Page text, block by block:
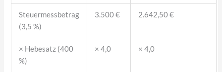
Steuermessbetrag
(3,5 %)
3.500 € 2.642,50 €
× Hebesatz (400
%)
× 4,0 × 4,0